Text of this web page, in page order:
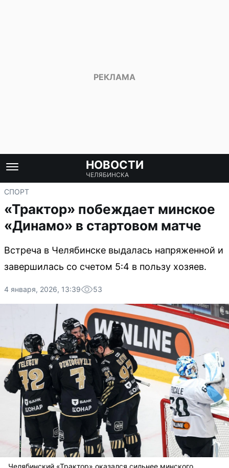
НОВОСТИ
ЧЕЛЯБИНСКА
СПОРТ
«Трактор» побеждает минское
«Динамо» в стартовом матче
Встреча в Челябинске выдалась напряженной и
завершилась со счетом 5:4 в пользу хозяев.
4 января, 2026, 13:39 53
Челябинский «Трактор» оказался сильнее минского